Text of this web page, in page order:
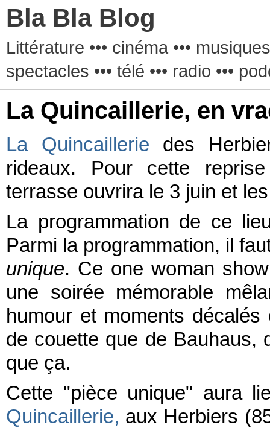
Bla Bla Blog
Littérature ••• cinéma •••
spectacles ••• télé ••• radio •••
La Quincaillerie, en
La Quincaillerie des
rideaux. Pour cette
terrasse ouvrira le 3 juin et
La programmation de ce
Parmi la programmation, il
unique. Ce one woman
une soirée mémorable
humour et moments
de couette que de Bauhaus,
que ça.
Cette "pièce unique" aura
Quincaillerie, aux Herbiers